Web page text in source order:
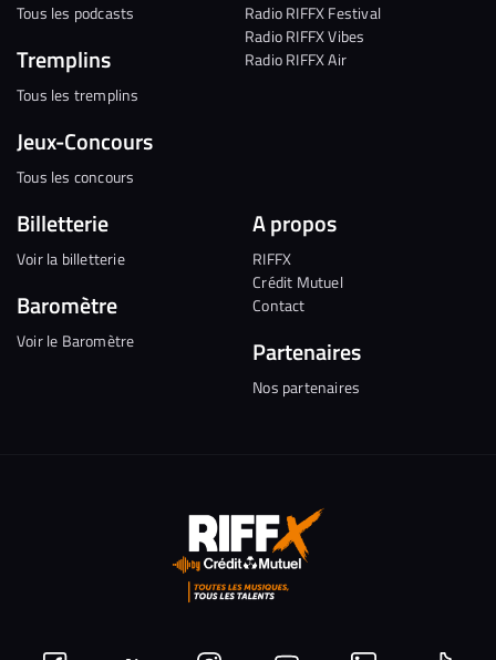
Tous les podcasts
Tremplins
Tous les tremplins
Jeux-Concours
Tous les concours
Radio RIFFX Festival
Radio RIFFX Vibes
Radio RIFFX Air
Billetterie
Voir la billetterie
Baromètre
Voir le Baromètre
A propos
RIFFX
Crédit Mutuel
Contact
Partenaires
Nos partenaires